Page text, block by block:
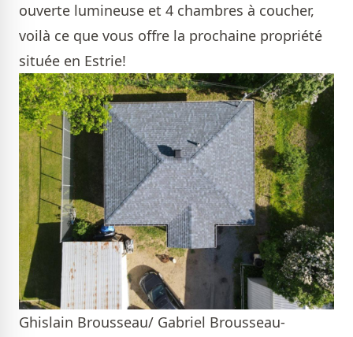
ouverte lumineuse et 4 chambres à coucher,
voilà ce que vous offre la prochaine propriété
située en Estrie!
Ghislain Brousseau/ Gabriel Brousseau-